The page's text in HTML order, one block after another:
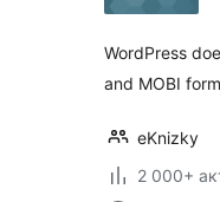
WordPress
and MOBI
eKnizky
2 000+